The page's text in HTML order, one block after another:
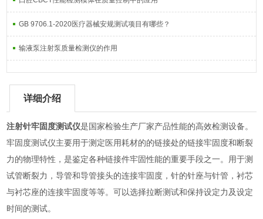
GB 9706.1-2020医疗器械安规测试项目有哪些？
输液泵注射泵质量检测仪的作用
详细介绍
注射针牢固度测试仪是国家检验生产厂家产品性能的高效检测设备。
牢固度测试仪主要用于测定医用耗材的的链接处的链接牢固度和断裂
力的物理特性，是鉴定各种链接件牢固性能的重要手段之一。用于测
试管断裂力，导管和导管接头的连接牢固度，针的针座与针管，衬芯
与衬芯座的连接牢固度等等。可以选择拉断测试和保持设定力及设定
时间的测试。